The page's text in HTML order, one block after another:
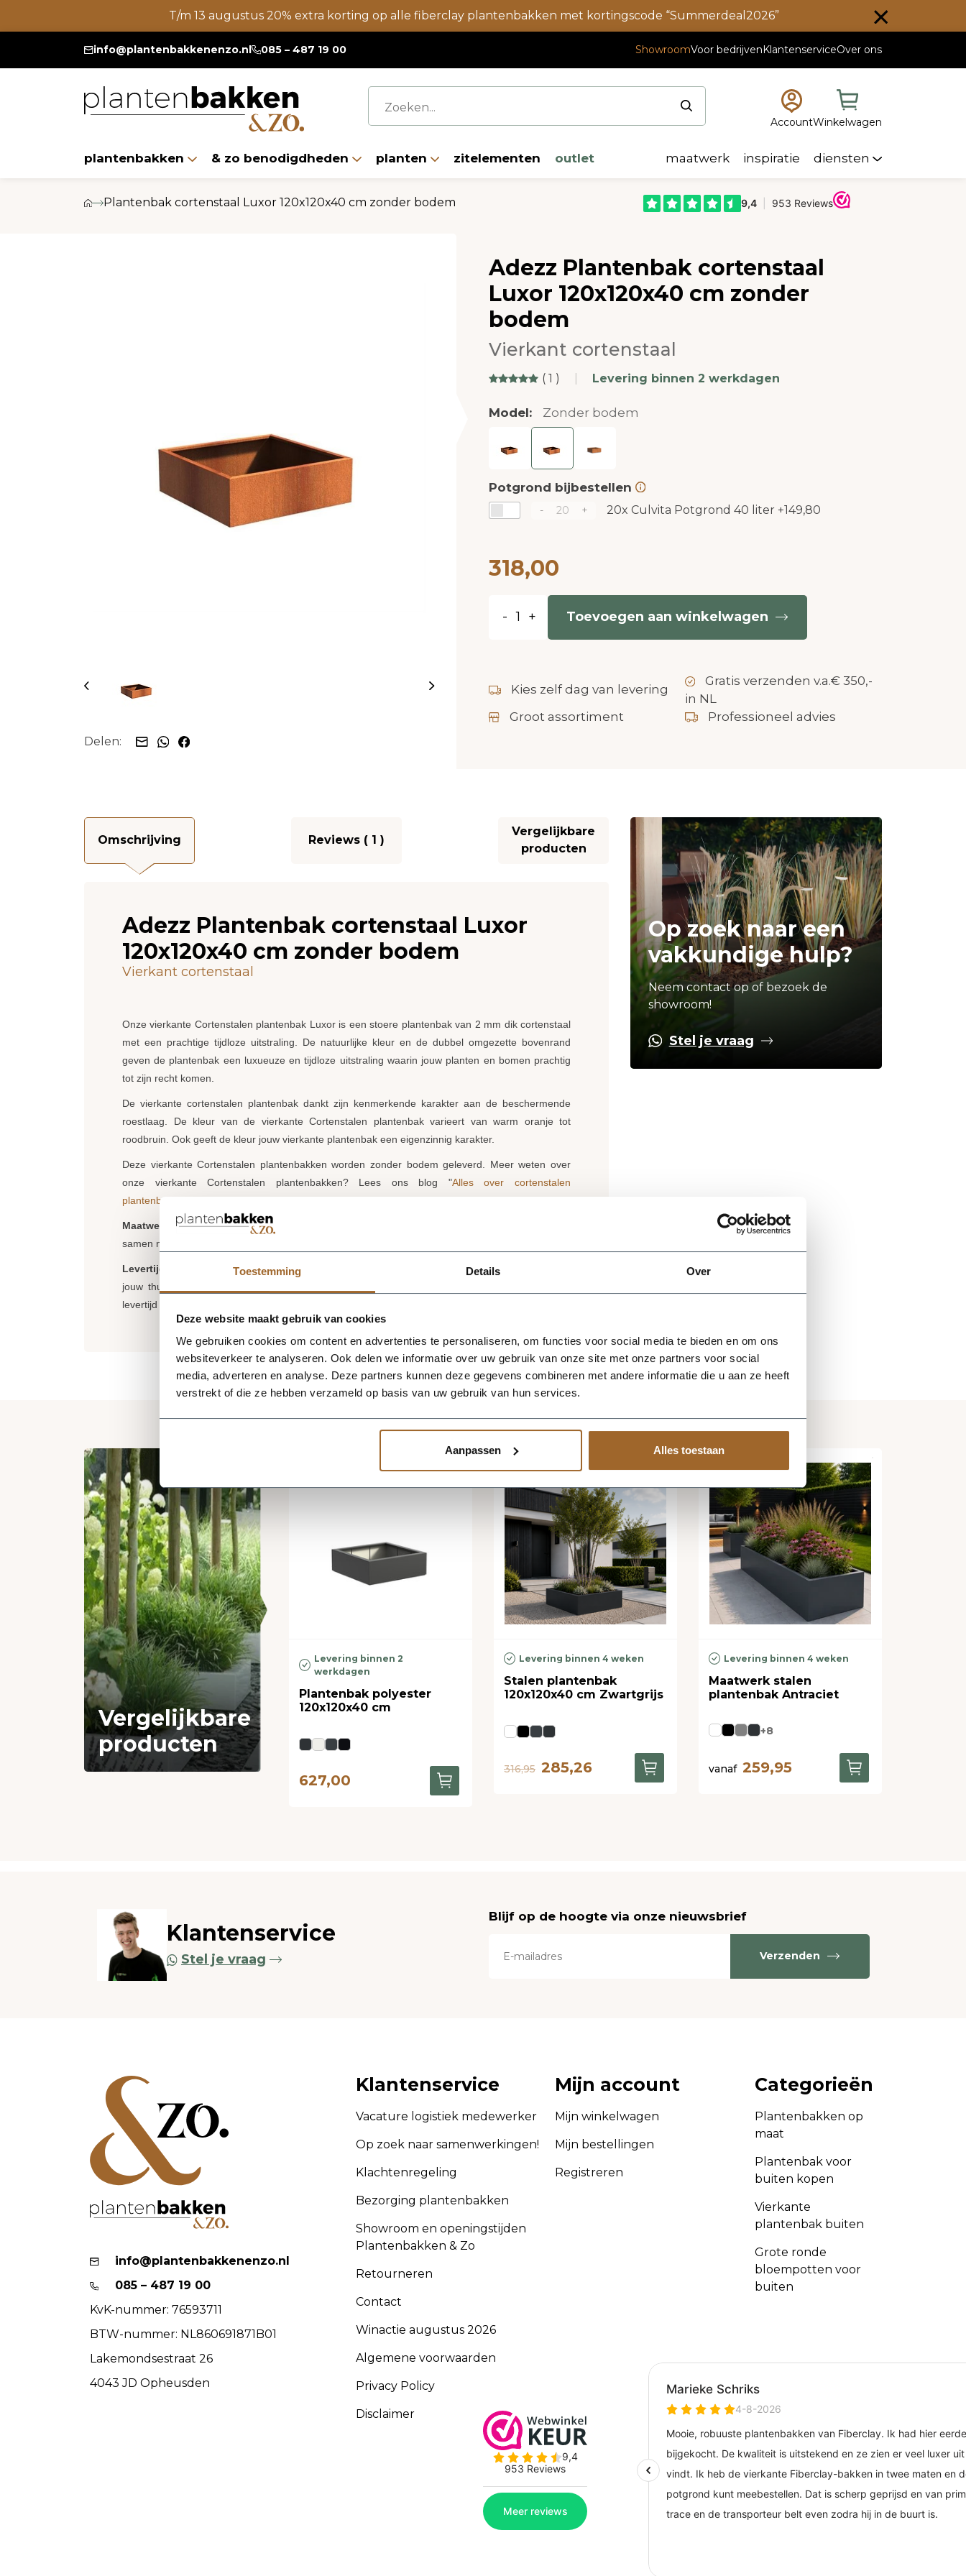
Toestemming Details Over
Deze website maakt gebruik van cookies
We gebruiken cookies om content en advertenties te personaliseren, om functies voor social media te bieden en om ons
websiteverkeer te analyseren. Ook delen we informatie over uw gebruik van onze site met onze partners voor social
media, adverteren en analyse. Deze partners kunnen deze gegevens combineren met andere informatie die u aan ze heeft
verstrekt of die ze hebben verzameld op basis van uw gebruik van hun services.
Aanpassen Alles toestaan
T/m 13 augustus 20% extra korting op alle fiberclay plantenbakken met kortingscode “Summerdeal2026”
info@plantenbakkenenzo.nl 085 – 487 19 00 ShowroomVoor bedrijvenKlantenserviceOver ons
AccountWinkelwagen
plantenbakken & zo benodigdheden planten zitelementen outlet maatwerk inspiratie diensten
Plantenbak cortenstaal Luxor 120x120x40 cm zonder bodem
Delen:
Adezz Plantenbak cortenstaal
Luxor 120x120x40 cm zonder
bodem
Vierkant cortenstaal
( 1 ) Levering binnen 2 werkdagen
Model: Zonder bodem
Potgrond bijbestellen
- + 20x Culvita Potgrond 40 liter +149,80
318,00
- + Toevoegen aan winkelwagen
Kies zelf dag van levering
Gratis verzenden v.a.€ 350,-
in NL
Groot assortiment
Professioneel advies
Omschrijving Reviews ( 1 )
Vergelijkbare
producten
Adezz Plantenbak cortenstaal Luxor
120x120x40 cm zonder bodem
Vierkant cortenstaal
Onze vierkante Cortenstalen plantenbak Luxor is een stoere plantenbak van 2 mm dik cortenstaal
met een prachtige tijdloze uitstraling. De natuurlijke kleur en de dubbel omgezette bovenrand
geven de plantenbak een luxueuze en tijdloze uitstraling waarin jouw planten en bomen prachtig
tot zijn recht komen.
De vierkante cortenstalen plantenbak dankt zijn kenmerkende karakter aan de beschermende
roestlaag. De kleur van de vierkante Cortenstalen plantenbak varieert van warm oranje tot
roodbruin. Ook geeft de kleur jouw vierkante plantenbak een eigenzinnig karakter.
Deze vierkante Cortenstalen plantenbakken worden zonder bodem geleverd. Meer weten over
onze vierkante Cortenstalen plantenbakken? Lees ons blog "Alles over cortenstalen
plantenbakken
Maatwerk:
Staat jouw maat cortenstalen plantenbak er niet bij? Neem contact op en we kijken
samen naar de mogelijkheden.
Levertijd
: Onze vierkante cortenstalen plantenbakken worden rechtstreeks vanaf de fabriek bij
jouw thuisbezorgd. Dit gebeurd eigenlijk altijd binnen 4 werkdagen. In sommige gevallen is de
levertijd langer, wij brengen jou hier uiteraard van op de hoogte!
Op zoek naar een
vakkundige hulp?
Neem contact op of bezoek de
showroom!
Stel je vraag
Vergelijkbare
producten
Levering binnen 2
werkdagen
Plantenbak polyester
120x120x40 cm
627,00
-10 %
Levering binnen 4 weken
Stalen plantenbak
120x120x40 cm Zwartgrijs
316,95 285,26
Levering binnen 4 weken
Maatwerk stalen
plantenbak Antraciet
+8
vanaf 259,95
Klantenservice
Stel je vraag
Blijf op de hoogte via onze nieuwsbrief
Verzenden
info@plantenbakkenenzo.nl
085 – 487 19 00
KvK-nummer: 76593711
BTW-nummer: NL860691871B01
Lakemondsestraat 26
4043 JD Opheusden
Klantenservice
Vacature logistiek medewerker
Op zoek naar samenwerkingen!
Klachtenregeling
Bezorging plantenbakken
Showroom en openingstijden
Plantenbakken & Zo
Retourneren
Contact
Winactie augustus 2026
Algemene voorwaarden
Privacy Policy
Disclaimer
Mijn account
Mijn winkelwagen
Mijn bestellingen
Registreren
Categorieën
Plantenbakken op
maat
Plantenbak voor
buiten kopen
Vierkante
plantenbak buiten
Grote ronde
bloempotten voor
buiten